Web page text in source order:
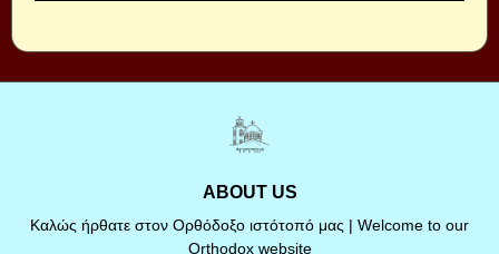
ABOUT US
Καλώς ήρθατε στον Ορθόδοξο ιστότοπό μας | Welcome to our
Orthodox website